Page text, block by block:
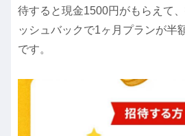
待すると現金1500円がもらえて
ッシュバックで1ヶ月プランが半
です。